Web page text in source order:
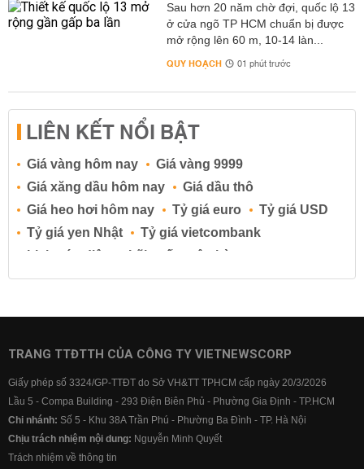
Sau hơn 20 năm chờ đợi, quốc lộ 13
ở cửa ngõ TP HCM chuẩn bị được
mở rộng lên 60 m, 10-14 làn...
QUY HOẠCH 01 phút trước
LIÊN KẾT NỔI BẬT
Giá vàng hôm nay
Giá vàng 9999
Giá xăng dầu hôm nay
Giá dầu thô
Giá heo hơi hôm nay
Tỷ giá euro
Tỷ giá USD
Tỷ giá yen Nhật
Tỷ giá vietcombank
Lịch cúp điện
Lãi suất ngân hàng
Lãi suất tiết kiệm
Lãi suất tiền gửi
Lãi suất ngân hàng BIDV
Lãi suất ngân hàng Vietcombank
TRANG TTĐTTH CỦA CÔNG TY VIETNEWSCORP
Giấy phép số 3324/GP-TTĐT do Sở VH&TT TPHCM cấp ngày 20/3/2026
Lầu 5 - Compa Building - 293 Điện Biên Phủ - Phường Gia Định - TP.HCM
Chi nhánh: Số 5 - Khu 38A Trần Phú - Phường Ba Đình - TP. Hà Nội
Chịu trách nhiệm nội dung: Nguyễn Minh Quyết
Trách nhiệm về thông tin